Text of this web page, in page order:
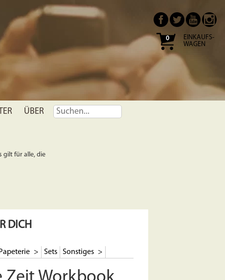
0
EINKAUFS-
WAGEN
ÜBER
gilt für alle, die
DICH
Papeterie Sets Sonstiges